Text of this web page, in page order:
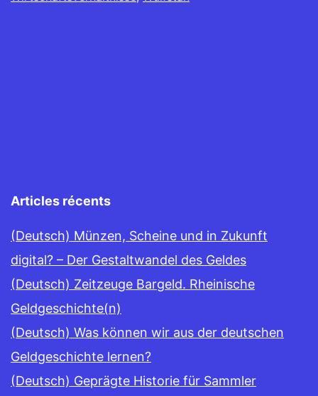
Articles récents
(Deutsch) Münzen, Scheine und in Zukunft
digital? – Der Gestaltwandel des Geldes
(Deutsch) Zeitzeuge Bargeld. Rheinische
Geldgeschichte(n)
(Deutsch) Was können wir aus der deutschen
Geldgeschichte lernen?
(Deutsch) Geprägte Historie für Sammler